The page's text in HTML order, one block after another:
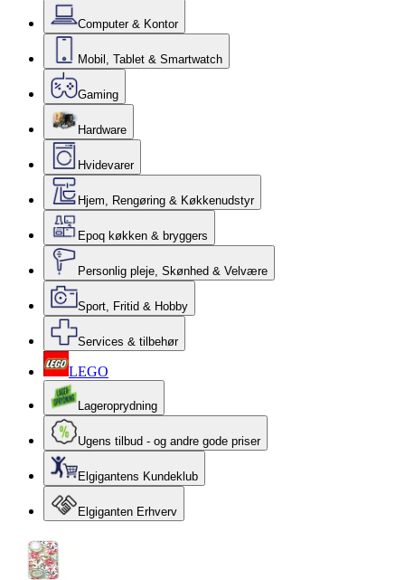
Computer & Kontor
Mobil, Tablet & Smartwatch
Gaming
Hardware
Hvidevarer
Hjem, Rengøring & Køkkenudstyr
Epoq køkken & bryggers
Personlig pleje, Skønhed & Velvære
Sport, Fritid & Hobby
Services & tilbehør
LEGO
Lageroprydning
Ugens tilbud - og andre gode priser
Elgigantens Kundeklub
Elgiganten Erhverv